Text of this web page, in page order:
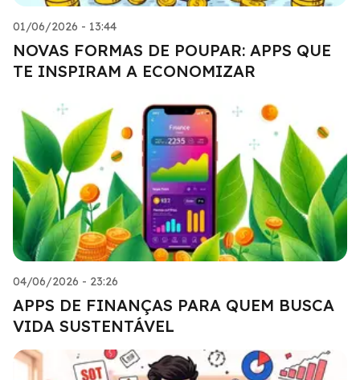
01/06/2026 - 13:44
NOVAS FORMAS DE POUPAR: APPS QUE
TE INSPIRAM A ECONOMIZAR
04/06/2026 - 23:26
APPS DE FINANÇAS PARA QUEM BUSCA
VIDA SUSTENTÁVEL